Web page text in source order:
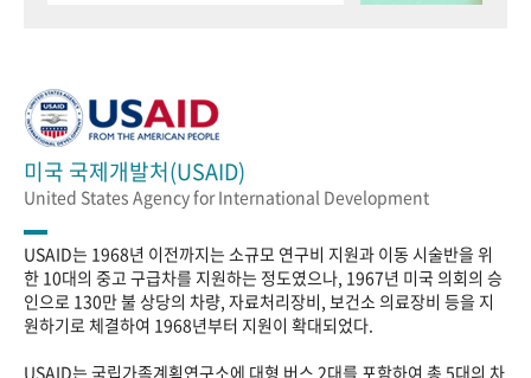
미국 국제개발처(USAID)
United States Agency for International Development
USAID는 1968년 이전까지는 소규모 연구비 지원과 이동 시술반을 위
한 10대의 중고 구급차를 지원하는 정도였으나, 1967년 미국 의회의 승
인으로 130만 불 상당의 차량, 자료처리장비, 보건소 의료장비 등을 지
원하기로 체결하여 1968년부터 지원이 확대되었다.
USAID는 국립가족계획연구소에 대형 버스 2대를 포함하여 총 5대의 차